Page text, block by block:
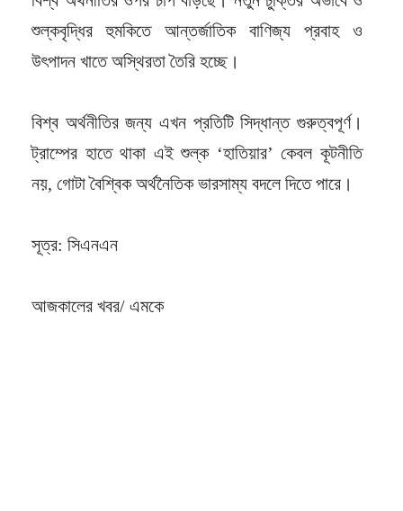
শুল্কবৃদ্ধির হুমকিতে আন্তর্জাতিক বাণিজ্য প্রবাহ ও
উৎপাদন খাতে অস্থিরতা তৈরি হচ্ছে।
বিশ্ব অর্থনীতির জন্য এখন প্রতিটি সিদ্ধান্ত গুরুত্বপূর্ণ।
ট্রাম্পের হাতে থাকা এই শুল্ক ‘হাতিয়ার’ কেবল কূটনীতি
নয়, গোটা বৈশ্বিক অর্থনৈতিক ভারসাম্য বদলে দিতে পারে।
সূত্র: সিএনএন
আজকালের খবর/ এমকে